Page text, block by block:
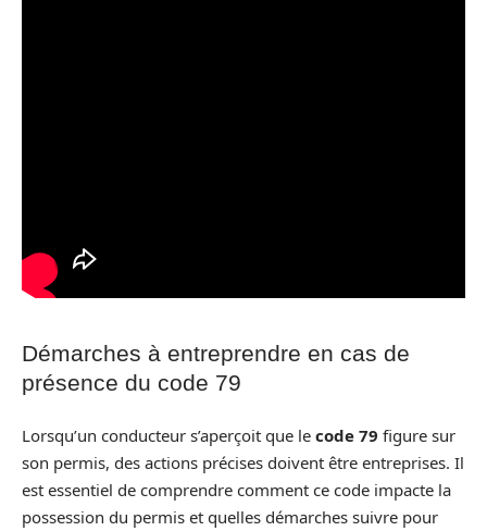
Démarches à entreprendre en cas de
présence du code 79
Lorsqu’un conducteur s’aperçoit que le code 79 figure sur
son permis, des actions précises doivent être entreprises. Il
est essentiel de comprendre comment ce code impacte la
possession du permis et quelles démarches suivre pour